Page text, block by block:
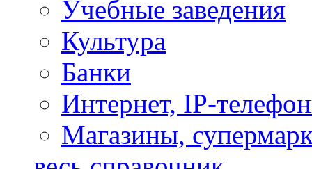
Учебные заведения
Культура
Банки
Интернет, IP-
Магазины,